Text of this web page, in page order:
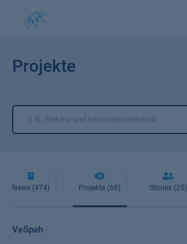
Projekte
News (474) Projekte (68) Stories (25)
VeSpah